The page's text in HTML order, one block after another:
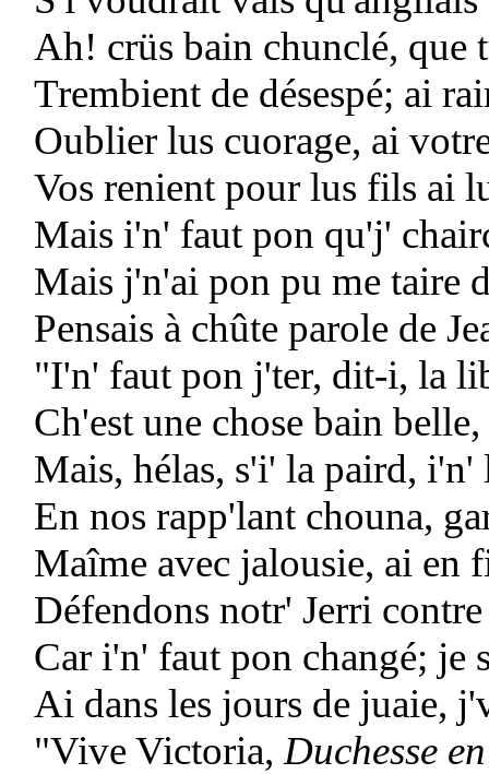
Ah! crüs bain chunclé, que
Trembient de désespé; ai
Oublier lus cuorage, ai
Vos renient pour lus fils ai
Mais i'n' faut pon qu'j'
Mais j'n'ai pon pu me taire
Pensais à chûte parole de
"I'n' faut pon j'ter, dit-i, la
Ch'est une chose bain
Mais, hélas, s'i' la paird, i'n'
En nos rapp'lant chouna,
Maîme avec jalousie, ai en
Défendons notr' Jerri
Car i'n' faut pon changé; je
Ai dans les jours de juaie,
"Vive Victoria, Duchesse